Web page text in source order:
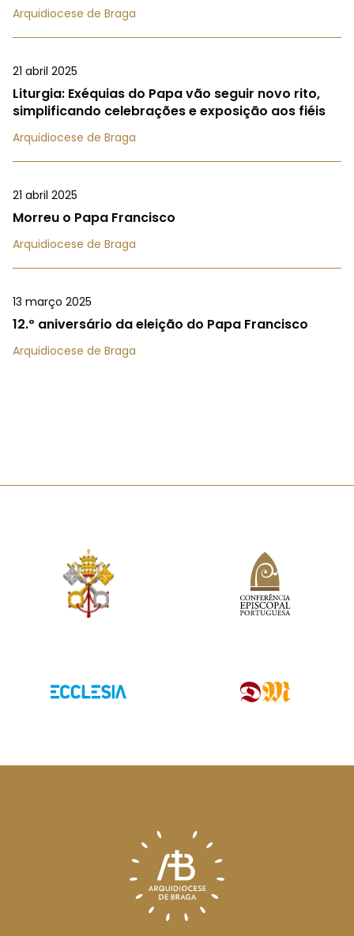
Arquidiocese de Braga
21 abril 2025
Liturgia: Exéquias do Papa vão seguir novo rito,
simplificando celebrações e exposição aos fiéis
Arquidiocese de Braga
21 abril 2025
Morreu o Papa Francisco
Arquidiocese de Braga
13 março 2025
12.º aniversário da eleição do Papa Francisco
Arquidiocese de Braga